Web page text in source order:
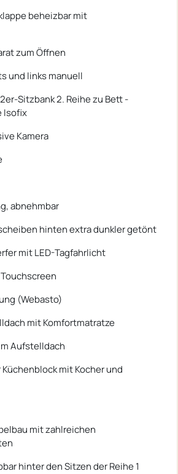
beheizbar mit
zum Öffnen
und links manuell
Sitzbank 2. Reihe zu Bett
Isofix
Kamera
abnehmbar
hinten extra dunkler getönt
mit LED-Tagfahrlicht
Touchscreen
(Webasto)
mit Komfortmatratze
Aufstelldach
mit Kocher und
mit zahlreichen
hinter den Sitzen der Reihe 1